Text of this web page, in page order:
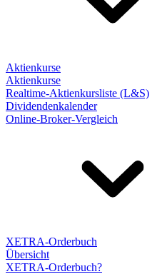
Aktienkurse
Aktienkurse
Realtime-Aktienkursliste (L&S)
Dividendenkalender
Online-Broker-Vergleich
XETRA-Orderbuch
Übersicht
XETRA-Orderbuch?